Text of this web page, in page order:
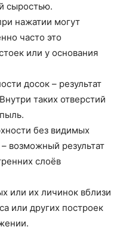
сыростью.
нажатии могут
часто это
или у основания
досок – результат
таких отверстий
без видимых
возможный результат
слоёв
или их личинок вблизи
или других построек